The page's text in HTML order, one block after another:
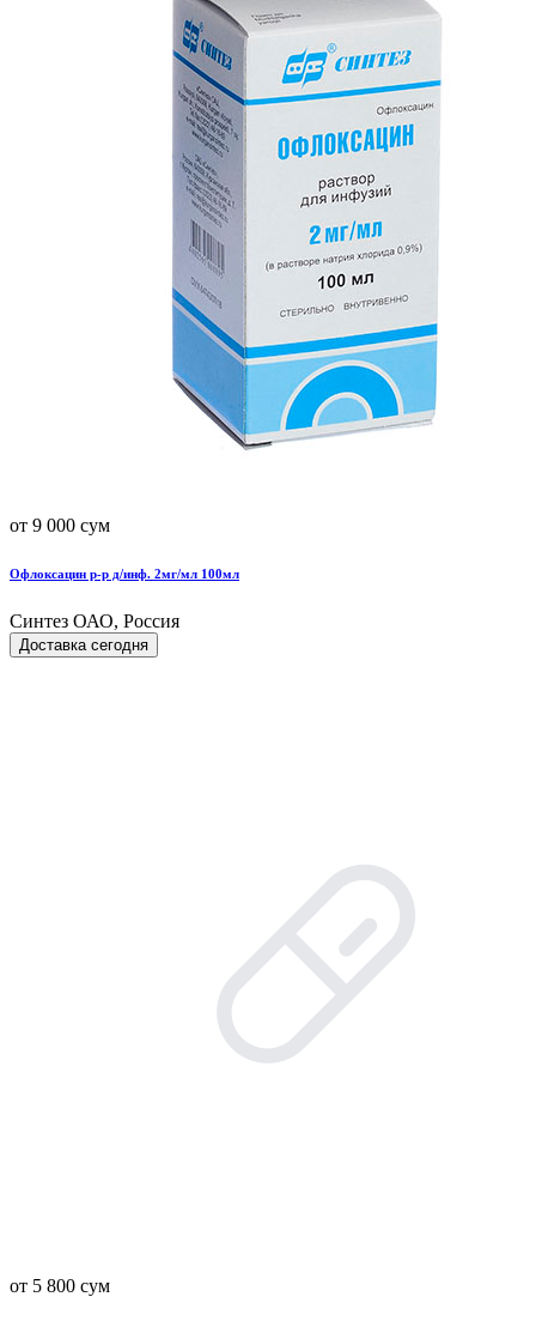
от 9 000 сум
Офлоксацин р-р д/инф. 2мг/мл 100мл
Синтез ОАО, Россия
Доставка сегодня
от 5 800 сум